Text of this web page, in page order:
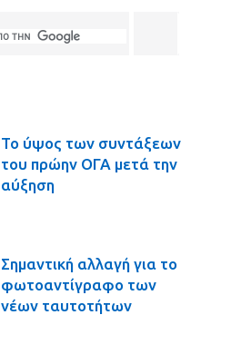
Το ύψος των συντάξεων
του πρώην ΟΓΑ μετά την
αύξηση
Σημαντική αλλαγή για το
φωτοαντίγραφο των
νέων ταυτοτήτων